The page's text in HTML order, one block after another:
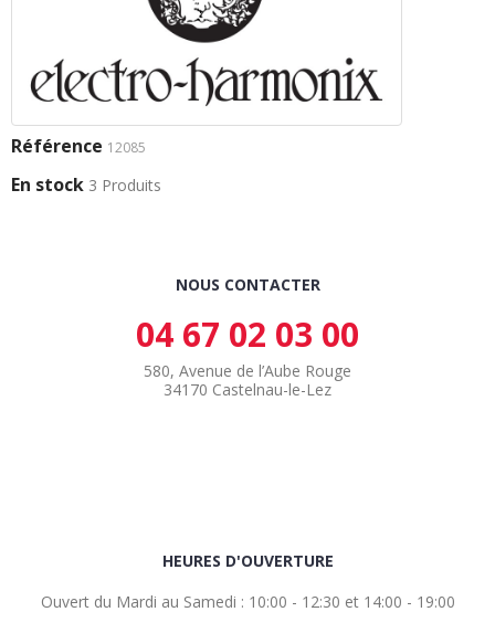
Référence 12085
En stock 3 Produits
NOUS CONTACTER
04 67 02 03 00
580, Avenue de l’Aube Rouge
34170 Castelnau-le-Lez
HEURES D'OUVERTURE
Ouvert du Mardi au Samedi : 10:00 - 12:30 et 14:00 - 19:00